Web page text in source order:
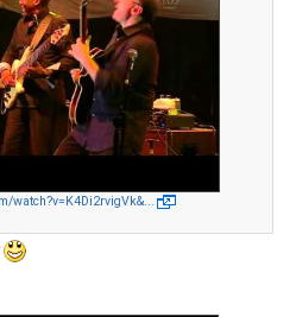
watch?v=K4Di2rvigVk&...